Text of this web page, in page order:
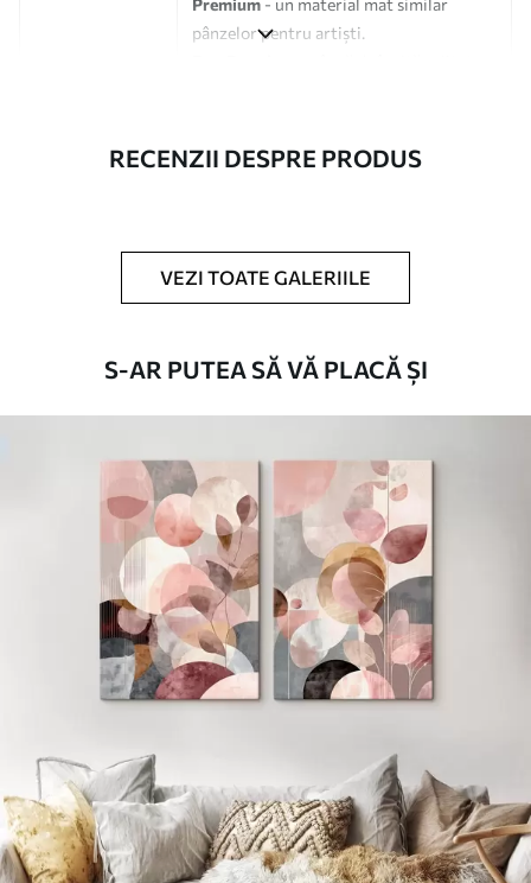
Premium - un material mat similar
pânzelor pentru artiști.
Puteți adăuga un strat de lac.
Standard
Culori vii și intense
Rezistent la decolorare
Cerneală sigură și inodoră
Suprafață tip pânză
Material ecologic
Premium
99.99lei
✓Rezistent la decolorare
✓ Cerneală sigură și inodoră
✓Suprafață tip pânză
✗ Material ecologic
RECENZII DESPRE PRODUS
VEZI TOATE GALERIILE
S-AR PUTEA SĂ VĂ PLACĂ ȘI